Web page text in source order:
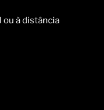
à distância